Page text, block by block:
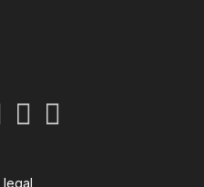
legal